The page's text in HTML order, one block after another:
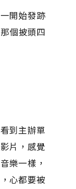
開始發跡
個披頭四
到主辦單
片，感覺
樂一樣，
心都要被